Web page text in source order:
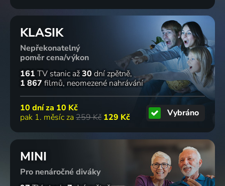
KLASIK
Nepřekonatelný
poměr cena/výkon
161 TV stanic až30 dní zpětně
1 867 filmů neomezené nahrávání
10 dní za 10 Kč
pak 1. měsíc za 259 Kč 129 Kč Vybráno
MINI
Pro nenáročné diváky